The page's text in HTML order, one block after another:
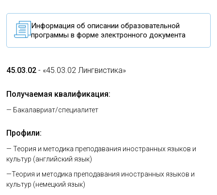
45.03.02- «45.03.02 Лингвистика»
Получаемая квалификация:
— Бакалавриат/специалитет
Профили:
— Теория и методика преподавания иностранных языков и
культур (английский язык)
—Теория и методика преподавания иностранных языков и
культур (немецкий язык)
Информация об описании образовательной
программы в форме электронного документа